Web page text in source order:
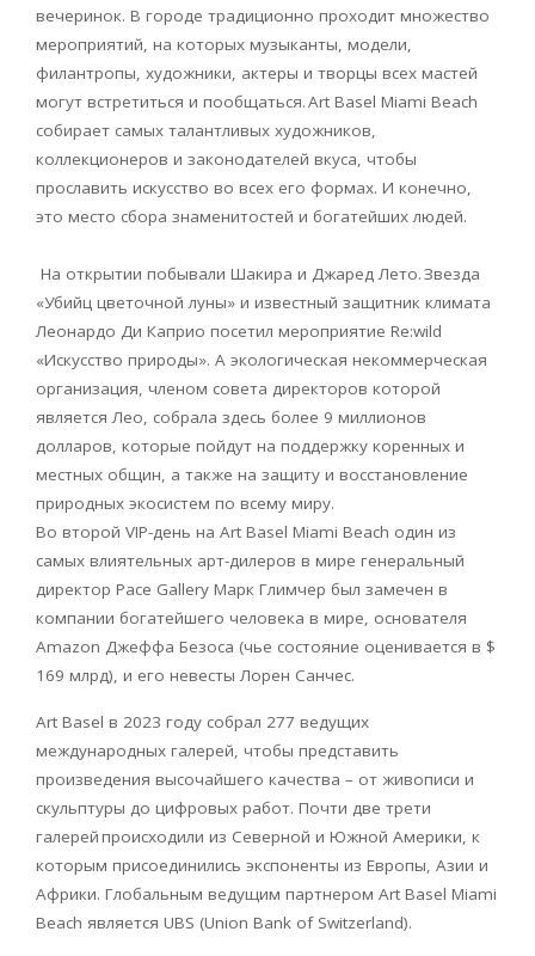
вечеринок. В городе традиционно проходит множество
мероприятий, на которых музыканты, модели,
филантропы, художники, актеры и творцы всех мастей
могут встретиться и пообщаться.Art Basel Miami Beach
собирает самых талантливых художников,
коллекционеров и законодателей вкуса, чтобы
прославить искусство во всех его формах. И конечно,
это место сбора знаменитостей и богатейших людей.
На открытии побывали Шакира и Джаред Лето.Звезда
«Убийц цветочной луны» и известный защитник климата
Леонардо Ди Каприо посетил мероприятие Re:wild
«Искусство природы». А экологическая некоммерческая
организация, членом совета директоров которой
является Лео, собрала здесь более 9 миллионов
долларов, которые пойдут на поддержку коренных и
местных общин, а также на защиту и восстановление
природных экосистем по всему миру.
Во второй VIP-день на Art Basel Miami Beach один из
самых влиятельных арт-дилеров в мире генеральный
директор Pace Gallery Марк Глимчер был замечен в
компании богатейшего человека в мире, основателя
Amazon Джеффа Безоса (чье состояние оценивается в $
169 млрд), и его невесты Лорен Санчес.
Art Basel в 2023 году собрал 277 ведущих
международных галерей, чтобы представить
произведения высочайшего качества – от живописи и
скульптуры до цифровых работ. Почти две трети
галерейпроисходили из Северной и Южной Америки, к
которым присоединились экспоненты из Европы, Азии и
Африки. Глобальным ведущим партнером Art Basel Miami
Beach является UBS (Union Bank of Switzerland).